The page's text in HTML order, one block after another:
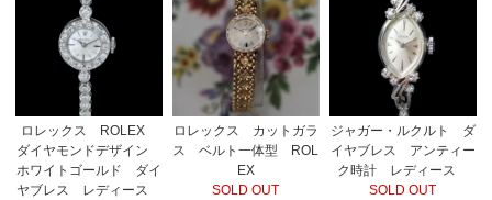
ロレックス ROLEX
ダイヤモンドデザイン
ホワイトゴールド ダイ
ヤブレス レディース
ロレックス カットガラ
ス ベルト一体型 ROL
EX
SOLD OUT
ジャガー・ルクルト ダ
イヤブレス アンティー
ク時計 レディース
SOLD OUT